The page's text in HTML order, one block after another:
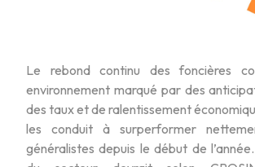
Le rebond continu des foncières
environnement marqué par des
des taux et de ralentissement
les conduit à surperformer
généralistes depuis le début de